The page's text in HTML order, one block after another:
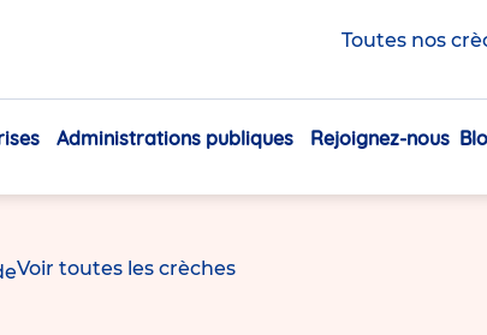
Toutes nos
Navigation
Administrations publiques Rejoignez-nous
et
Voir toutes les crèches